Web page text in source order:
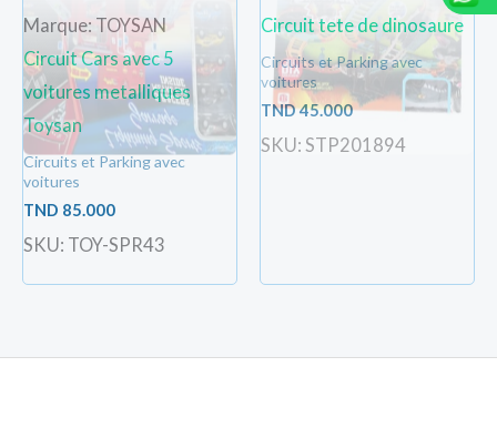
Marque: TOYSAN
Circuit Cars avec 5
voitures metalliques
Toysan
Circuits et Parking avec
voitures
TND 85.000
SKU: TOY-SPR43
Circuit tete de dinosaure
Circuits et Parking avec
voitures
TND45.000
SKU: STP201894